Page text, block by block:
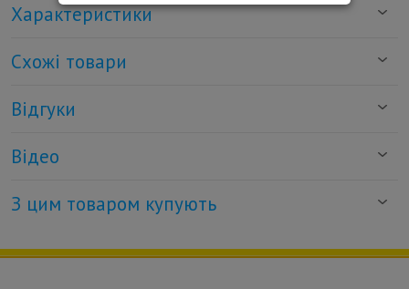
Характеристики
Схожі товари
Відгуки
Відео
З цим товаром купують